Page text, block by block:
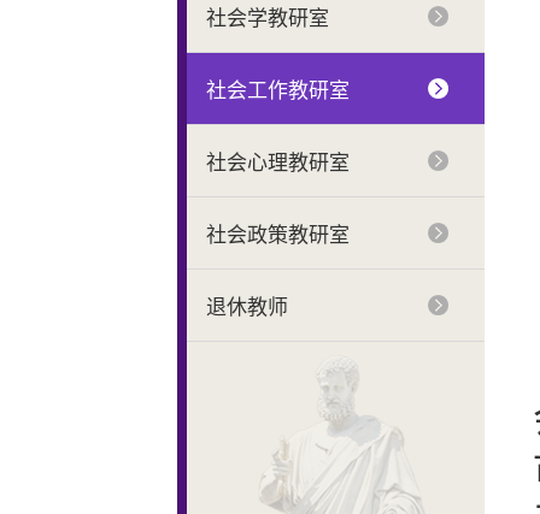
社会学教研室
社会工作教研室
社会心理教研室
社会政策教研室
退休教师